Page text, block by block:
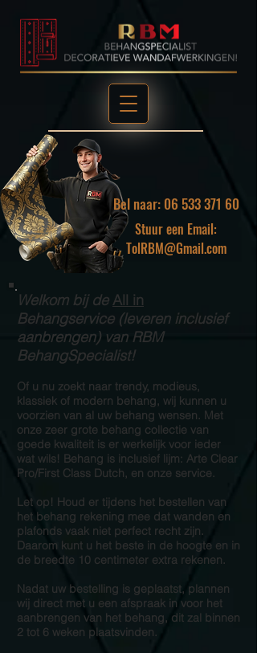
Stuur een Email:
TolRBM@Gmail.com
Bel naar: 06 533 371 60
Welkom bij deAll in
Behangservice (leveren inclusief
aanbrengen) van RBM
BehangSpecialist!
Of u nu zoekt naar trendy, modieus,
klassiek of modern behang, wij kunnen u
voorzien van al uw behang wensen. Met
onze zeer grote behang collectie van
goede kwaliteit is er werkelijk voor ieder
wat wils! Behang is inclusief lijm: Arte Clear
Pro/First Class Dutch, en onze service.
Let op! Houd er tijdens het bestellen van
het behang rekening mee dat wanden en
plafonds vaak niet perfect recht zijn.
Daarom kunt u het beste in de hoogte en in
de breedte 10 centimeter extra rekenen.
Nadat uw bestelling is geplaatst, plannen
wij direct met u een afspraak in voor het
aanbrengen van het behang, dit zal binnen
2 tot 6 weken plaatsvinden.